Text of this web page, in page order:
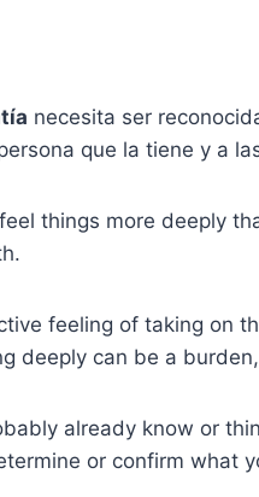
necesita ser
que la tiene y a
things more deeply
feeling of taking on
deeply can be a
already know or
or confirm what